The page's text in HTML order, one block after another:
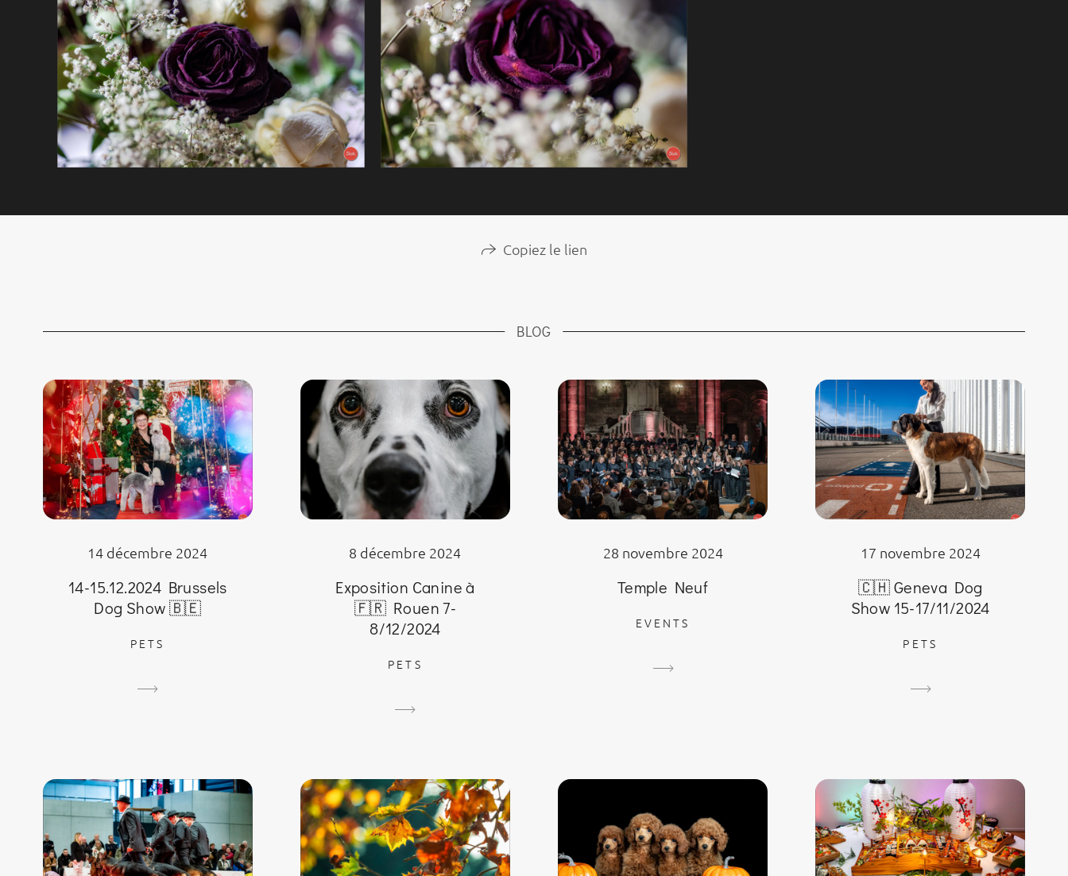
Copiez le lien
BLOG
14 décembre 2024
14-15.12.2024 Brussels
Dog Show 🇧🇪
PETS
8 décembre 2024
Exposition Canine à
🇫🇷 Rouen 7-
8/12/2024
PETS
28 novembre 2024
Temple Neuf
EVENTS
17 novembre 2024
🇨🇭 Geneva Dog
Show 15-17/11/2024
PETS